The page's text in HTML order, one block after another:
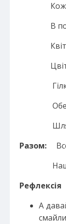
Кожній
В полі,
Квіти,
Цвіту
Гілки
Шлях і
Разом:
Нашого
Рефлексія
А